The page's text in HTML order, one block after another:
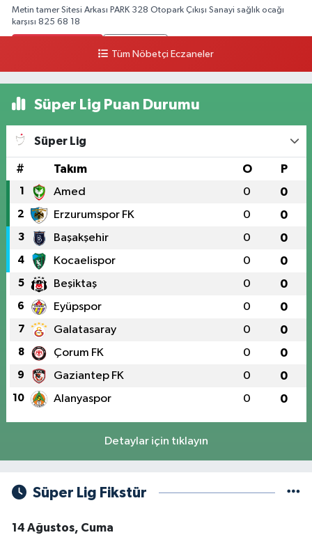
Metin tamer Sitesi Arkası PARK 328 Otopark Çıkışı Sanayi sağlık ocağı
karşısı 825 68 18
Tüm Nöbetçi Eczaneler
Süper Lig Puan Durumu
Süper Lig
# Takım O P
1 Amed 0 0
2 Erzurumspor FK 0 0
3 Başakşehir 0 0
4 Kocaelispor 0 0
5 Beşiktaş 0 0
6 Eyüpspor 0 0
7 Galatasaray 0 0
8 Çorum FK 0 0
9 Gaziantep FK 0 0
10 Alanyaspor 0 0
Detaylar için tıklayın
Süper Lig Fikstür
14 Ağustos, Cuma